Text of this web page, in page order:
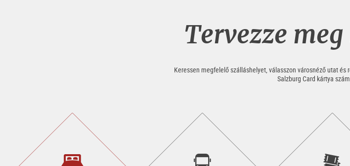
Tervezze
Keressen megfelelő szálláshelyet, válasszon városnéző utat
Salzburg Card kártya